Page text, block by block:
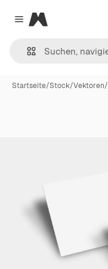
Close menu
Magnific
Startseite/Stock/Vektoren/